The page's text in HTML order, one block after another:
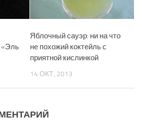
«Эль
Яблочный сауэр: ни на что
не похожий коктейль с
приятной кислинкой
14 ОКТ, 2013